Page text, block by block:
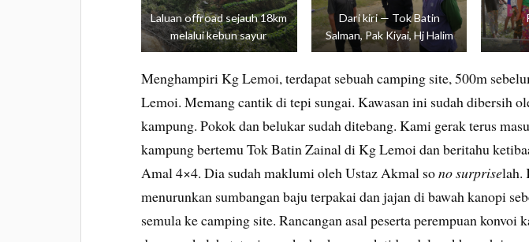
Laluan offroad sejauh 18km
melalui kebun sayur
Dari kiri — Tok Batin
Salman, Pak Kiyai, Hj Halim
Menghampiri Kg Lemoi, terdapat sebuah camping site, 500m
Lemoi. Memang cantik di tepi sungai. Kawasan ini sudah dibersih
kampung. Pokok dan belukar sudah ditebang. Kami gerak terus
kampung bertemu Tok Batin Zainal di Kg Lemoi dan beritahu
Amal 4×4. Dia sudah maklumi oleh Ustaz Akmal sono surpriselah.
menurunkan sumbangan baju terpakai dan jajan di bawah kanopi
semula ke camping site. Rancangan asal peserta perempuan konvoi